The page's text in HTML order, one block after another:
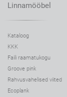
Linnamööbel
Kataloog
KKK
Faili raamatukogu
Groove pink
Rahvusvahelised viited
Ecoplank